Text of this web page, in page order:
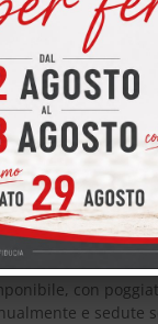
estraibile
Il modello
con
e sedute…
Morbidline
sedute
Morbidline
Promozione
Macon è un
con
e sedute